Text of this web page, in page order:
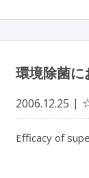
環境除菌
2006.12.25
Efficacy of